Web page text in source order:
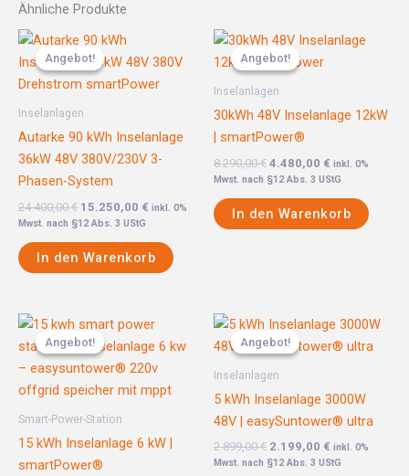
Ähnliche Produkte
Angebot!
Angebot!
Inselanlagen
Autarke 90 kWh Inselanlage
36kW 48V 380V/230V 3-
Phasen-System
24.400,00€
Ursprünglicher
Preis
war:
24.400,00 €
15.250,00 €
ist:
15.250,00 €.
inkl. 0%
Mwst. nach §12 Abs. 3 UStG
In den Warenkorb
Angebot!
Angebot!
Inselanlagen
30kWh 48V Inselanlage 12kW
| smartPower®
8.290,00€
Ursprünglicher
Preis
war:
4.480,00 €
Aktueller
Preis
inkl. 0%
Mwst. nach §12 Abs. 3 UStG
In den Warenkorb
Angebot!
Angebot!
Smart-Power-Station
15 kWh Inselanlage 6 kW |
smartPower®
Ursprünglicher
Preis
war:
4.290,00 €
Aktueller
ist:
2.245,00 €.
Angebot!
Angebot!
Inselanlagen
5 kWh Inselanlage 3000W
48V | easySuntower® ultra
2.899,00€
Ursprünglicher
Preis
war:
2.199,00 €
Aktueller
ist:
inkl. 0%
Mwst. nach §12 Abs. 3 UStG